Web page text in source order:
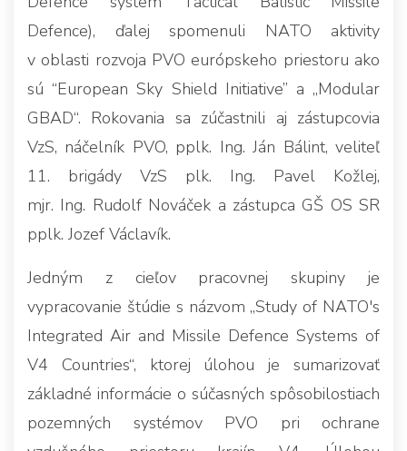
Defence), ďalej spomenuli NATO aktivity
v oblasti rozvoja PVO európskeho priestoru ako
sú “European Sky Shield Initiative” a „Modular
GBAD“. Rokovania sa zúčastnili aj zástupcovia
VzS, náčelník PVO, pplk. Ing. Ján Bálint, veliteľ
11. brigády VzS plk. Ing. Pavel Kožlej,
mjr. Ing. Rudolf Nováček a zástupca GŠ OS SR
pplk. Jozef Václavík.
Jedným z cieľov pracovnej skupiny je
vypracovanie štúdie s názvom „Study of NATO's
Integrated Air and Missile Defence Systems of
V4 Countries“, ktorej úlohou je sumarizovať
základné informácie o súčasných spôsobilostiach
pozemných systémov PVO pri ochrane